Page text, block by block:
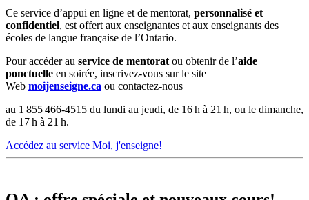
Ce service d’appui en ligne et de mentorat, personnalisé et
confidentiel, est offert aux enseignantes et aux enseignants des
écoles de langue française de l’Ontario.
Pour accéder au service de mentorat ou obtenir de l’aide
ponctuelle en soirée, inscrivez-vous sur le site
Web moijenseigne.ca ou contactez‑nous
au 1 855 466-4515 du lundi au jeudi, de 16 h à 21 h, ou le dimanche,
de 17 h à 21 h.
Accédez au service Moi, j'enseigne!